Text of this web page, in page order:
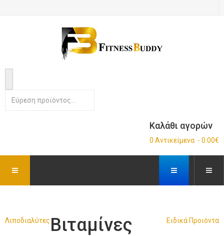
Καλάθι αγορών
0 Αντικείμενα - 0.00€
Λιποδιαλύτες Ειδικά Προιόντα
Βιταμίνες